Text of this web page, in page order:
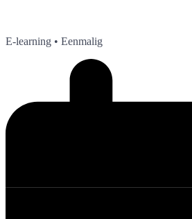
E-learning • Eenmalig